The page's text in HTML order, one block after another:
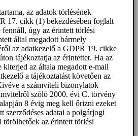
az adatok törlésének
17. cikk (1) bekezdésében foglalt
úgy az érintett törlési
által megadott bármely
az adatkezelő a GDPR 19. cikke
tájékoztatja az érintettet. Ha az
kiterjed az általa megadott e-mail
a tájékoztatást követően az
a számviteli bizonylatok
szóló 2000. évi C. törvény
8 évig meg kell őrizni ezeket
szerződéses adatai a polgárjogi
törölhetőek az érintett törlési